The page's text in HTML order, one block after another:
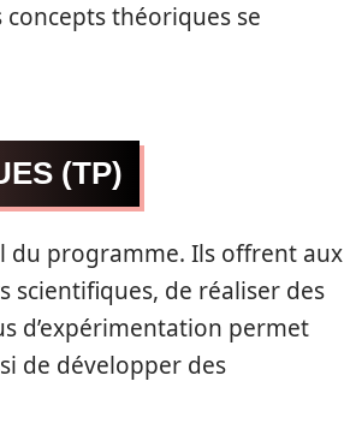
théoriques se
(TP)
du programme. Ils offrent aux
scientifiques, de réaliser des
d’expérimentation permet
de développer des